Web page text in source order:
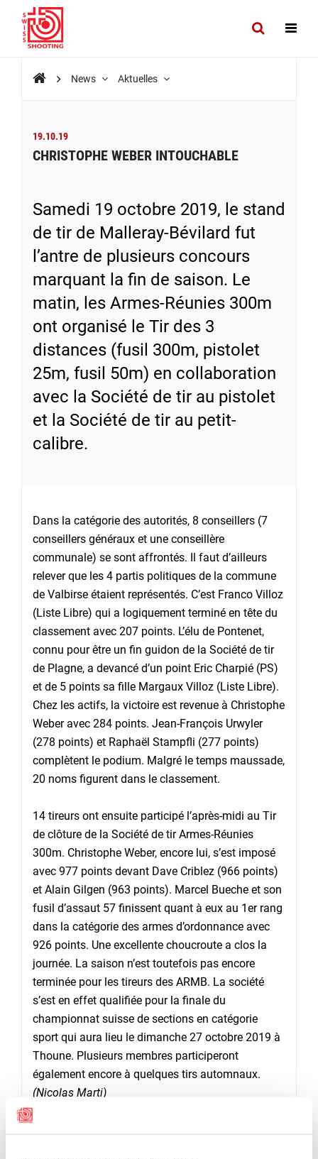
News Aktuelles
19.10.19
CHRISTOPHE WEBER INTOUCHABLE
Samedi 19 octobre 2019, le stand
de tir de Malleray-Bévilard fut
l’antre de plusieurs concours
marquant la fin de saison. Le
matin, les Armes-Réunies 300m
ont organisé le Tir des 3
distances (fusil 300m, pistolet
25m, fusil 50m) en collaboration
avec la Société de tir au pistolet
et la Société de tir au petit-
calibre.
Dans la catégorie des autorités, 8 conseillers (7
conseillers généraux et une conseillère
communale) se sont affrontés. Il faut d’ailleurs
relever que les 4 partis politiques de la commune
de Valbirse étaient représentés. C’est Franco Villoz
(Liste Libre) qui a logiquement terminé en tête du
classement avec 207 points. L’élu de Pontenet,
connu pour être un fin guidon de la Société de tir
de Plagne, a devancé d’un point Eric Charpié (PS)
et de 5 points sa fille Margaux Villoz (Liste Libre).
Chez les actifs, la victoire est revenue à Christophe
Weber avec 284 points. Jean-François Urwyler
(278 points) et Raphaël Stampfli (277 points)
complètent le podium. Malgré le temps maussade,
20 noms figurent dans le classement.
14 tireurs ont ensuite participé l’après-midi au Tir
de clôture de la Société de tir Armes-Réunies
300m. Christophe Weber, encore lui, s’est imposé
avec 977 points devant Dave Criblez (966 points)
et Alain Gilgen (963 points). Marcel Bueche et son
fusil d’assaut 57 finissent quant à eux au 1er rang
dans la catégorie des armes d’ordonnance avec
926 points. Une excellente choucroute a clos la
journée. La saison n’est toutefois pas encore
terminée pour les tireurs des ARMB. La société
s’est en effet qualifiée pour la finale du
championnat suisse de sections en catégorie
sport qui aura lieu le dimanche 27 octobre 2019 à
Thoune. Plusieurs membres participeront
également encore à quelques tirs automnaux.
(Nicolas Marti)